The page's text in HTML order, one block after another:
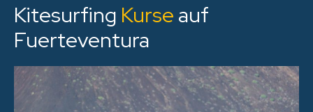
Kitesurfing Kurse auf
Fuerteventura